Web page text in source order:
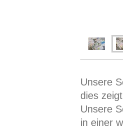
Unsere
dies
Unsere
in einer